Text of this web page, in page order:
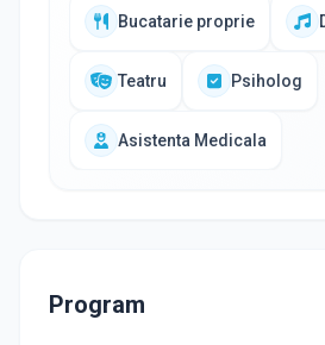
Bucatarie proprie
Teatru Psiholog
Asistenta Medicala
Program